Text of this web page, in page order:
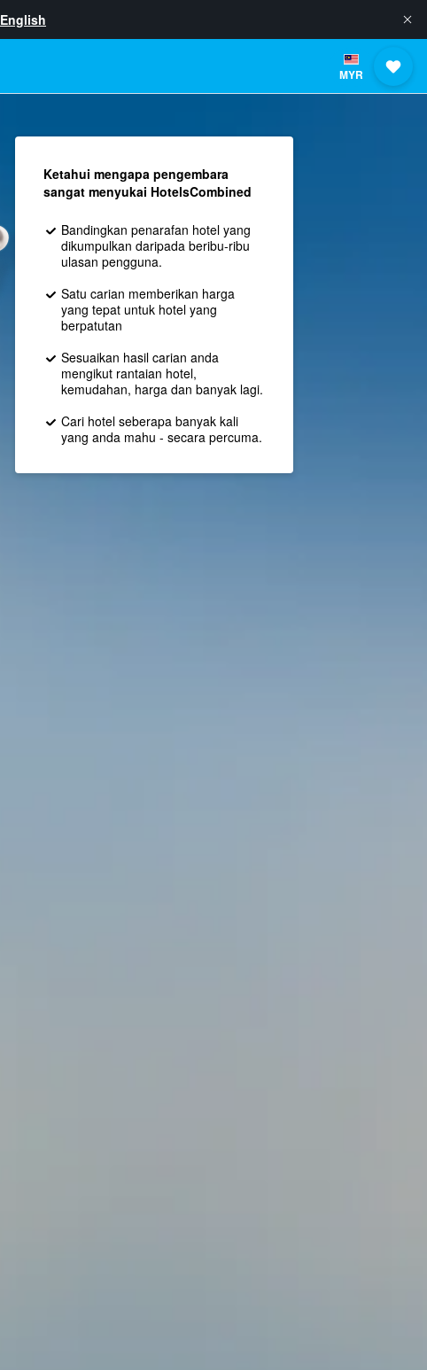
English
MYR
Ketahui mengapa pengembara
sangat menyukai HotelsCombined
Bandingkan penarafan hotel yang
dikumpulkan daripada beribu-ribu
ulasan pengguna.
Satu carian memberikan harga
yang tepat untuk hotel yang
berpatutan
Sesuaikan hasil carian anda
mengikut rantaian hotel,
kemudahan, harga dan banyak lagi.
Cari hotel seberapa banyak kali
yang anda mahu - secara percuma.